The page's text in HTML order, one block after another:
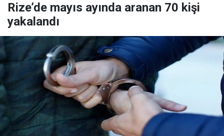
Rize’de mayıs ayında aranan 70 kişi
yakalandı